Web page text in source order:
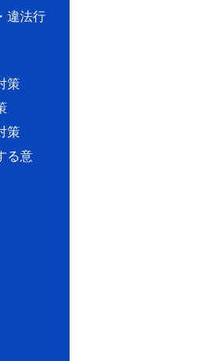
違法行
策
策
る意